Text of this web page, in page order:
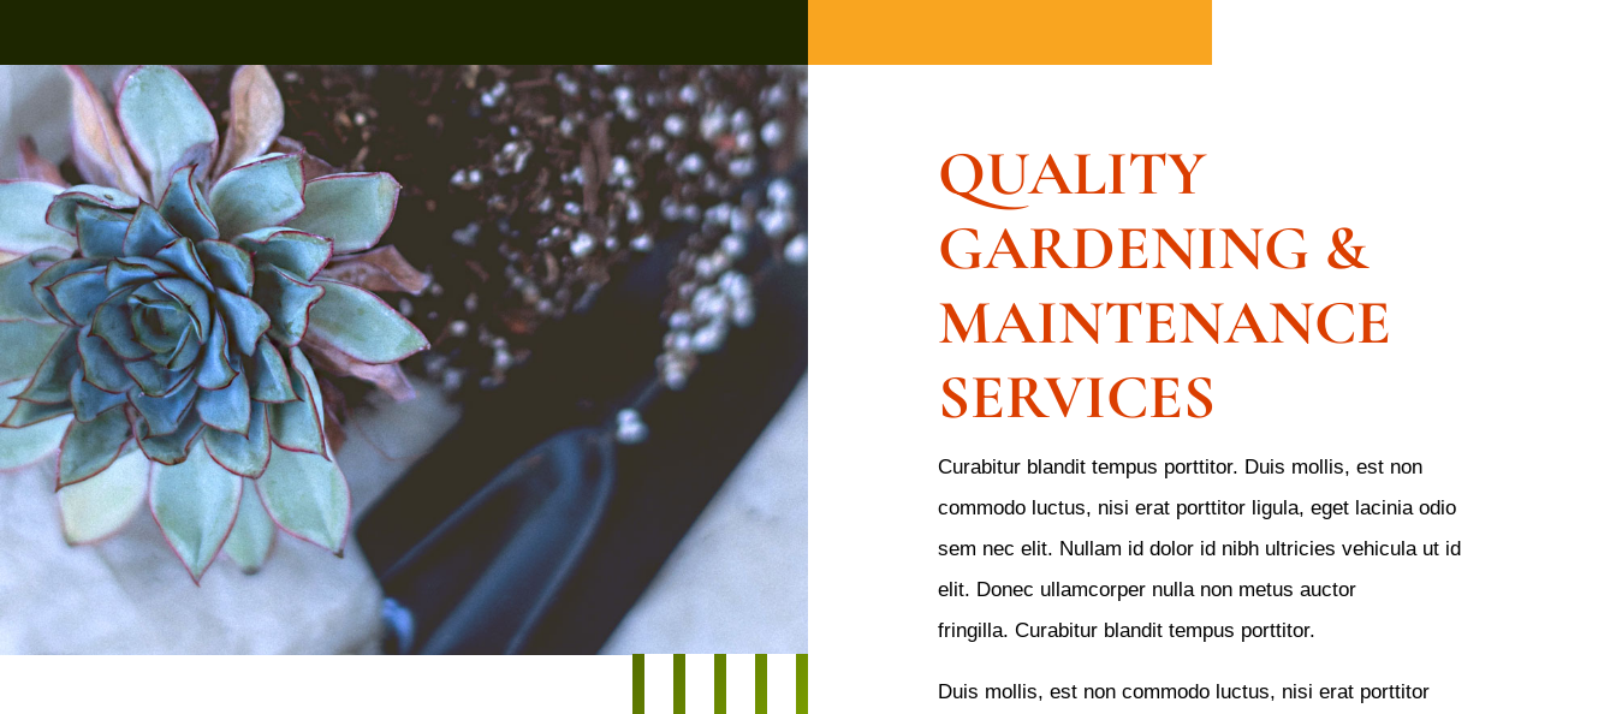
QUALITY
GARDENING &
MAINTENANCE
SERVICES
Curabitur blandit tempus porttitor. Duis mollis, est non
commodo luctus, nisi erat porttitor ligula, eget lacinia odio
sem nec elit. Nullam id dolor id nibh ultricies vehicula ut id
elit. Donec ullamcorper nulla non metus auctor
fringilla. Curabitur blandit tempus porttitor.
Duis mollis, est non commodo luctus, nisi erat porttitor